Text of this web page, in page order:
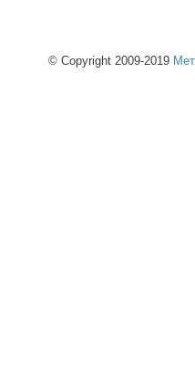
© Copyright 2009-2019